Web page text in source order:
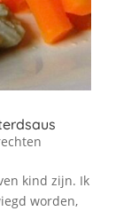
kind zijn. Ik
worden,